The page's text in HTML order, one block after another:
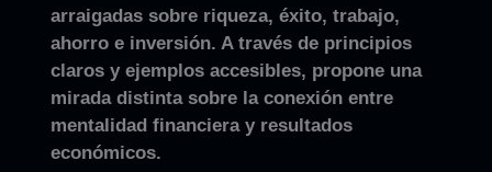
arraigadas sobre riqueza, éxito, trabajo,
ahorro e inversión. A través de principios
claros y ejemplos accesibles, propone una
mirada distinta sobre la conexión entre
mentalidad financiera y resultados
económicos.